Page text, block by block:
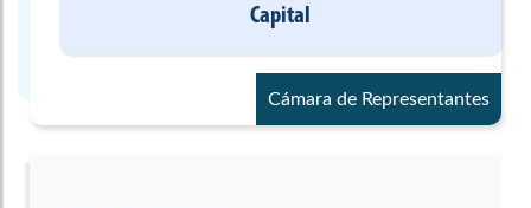
Capital
Cámara de Representantes